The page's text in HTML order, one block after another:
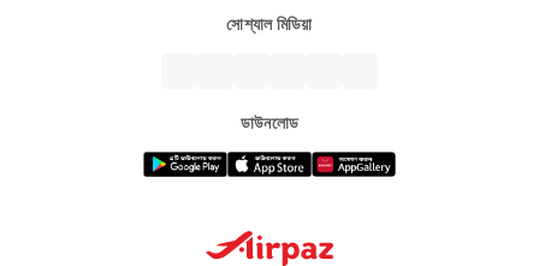
সোশ্যাল মিডিয়া
ডাউনলোড